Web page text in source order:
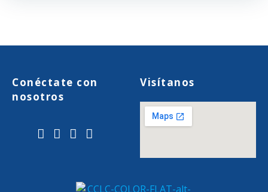
Conéctate con
nosotros
Visítanos